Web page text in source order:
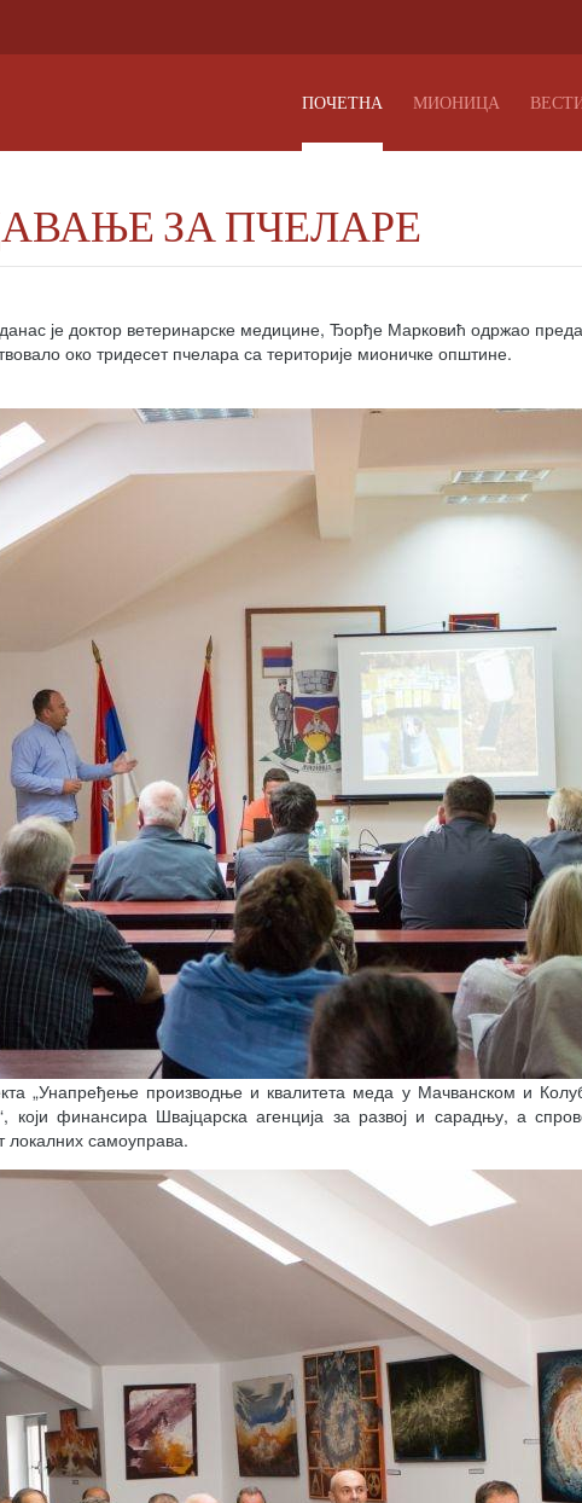
ПОЧЕТНА МИОНИЦА
ЗА ПЧЕЛАРЕ
је доктор ветеринарске медицине, Ђорђе Марковић одржао
око тридесет пчелара са територије мионичке општине.
„Унапређење производње и квалитета меда у Мачванском и
који финансира Швајцарска агенција за развој и сарадњу, а
самоуправа.